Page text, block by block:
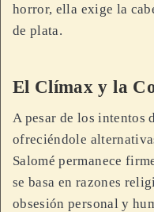
horror, ella exige la
de plata.
El Clímax y la
A pesar de los intentos
ofreciéndole
Salomé permanece
se basa en razones
obsesión personal y